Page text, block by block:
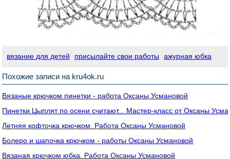
вязание для детей присылайте свои работы ажурная юбка
Похожие записи на kru4ok.ru
Вязаные крючком пинетки - работа Оксаны Усмановой
Пинетки Цыплят по осени считают... Мастер-класс от Оксаны
Летняя кофточка крючком. Работа Оксаны Усмановой
Болеро и шапочка крючком - работы Оксаны Усмановой
Вязаная крючком юбка. Работа Оксаны Усмановой